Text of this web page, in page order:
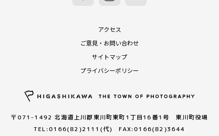
アクセス
ご意見・お問い合わせ
サイトマップ
プライバシーポリシー
〒071-1492 北海道上川郡東川町東町1丁目16番1号 東川町役場
TEL:0166(82)2111(代) FAX:0166(82)3644